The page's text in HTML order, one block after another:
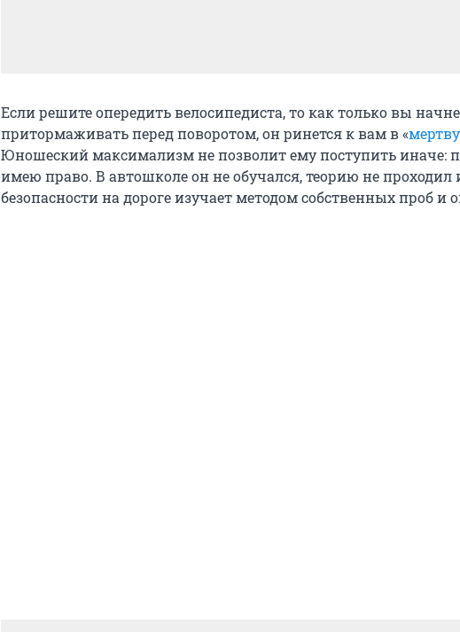
Если решите опередить велосипедиста, то как только вы
притормаживать перед поворотом, он ринется к вам в «
Юношеский максимализм не позволит ему поступить иначе:
имею право. В автошколе он не обучался, теорию не проходил
безопасности на дороге изучает методом собственных проб и